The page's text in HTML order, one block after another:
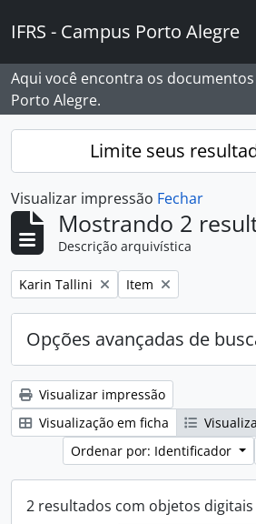
IFRS - Campus Porto Alegre
Aqui você encontra os
Porto Alegre.
Limite seus
Visualizar impressão Fechar
Mostrando 2
Descrição arquivística
Remover filtro:
Karin Tallini Remover filtro:
Item
Opções avançadas de
Visualizar impressão
Visualização em ficha
Ordenar por: Identificador
2 resultados com objetos digitais